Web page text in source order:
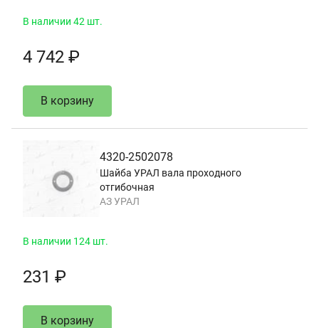
В наличии 42 шт.
4 742 ₽
В корзину
4320-2502078
Шайба УРАЛ вала проходного
отгибочная
АЗ УРАЛ
В наличии 124 шт.
231 ₽
В корзину